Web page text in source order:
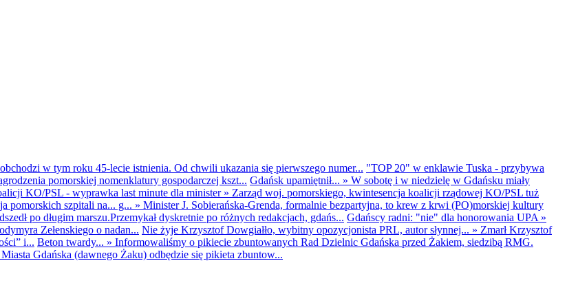
w tym roku 45-lecie istnienia. Od chwili ukazania się pierwszego numer... "TOP 20" w enklawie Tuska - przybywa
pomorskiej nomenklatury gospodarczej kszt... Gdańsk upamiętnił... » W sobotę i w niedzielę w Gdańsku miały
KO/PSL - wyprawka last minute dla minister» Zarząd woj. pomorskiego, kwintesencja koalicji rządowej KO/PSL tuż
pomorskich szpitali na... g... » Minister J. Sobierańska-Grenda, formalnie bezpartyjna, to krew z krwi (PO)morskiej kultury
po długim marszu.Przemykał dyskretnie po różnych redakcjach, gdańs... Gdańscy radni: "nie" dla honorowania UPA »
Zełenskiego o nadan... Nie żyje Krzysztof Dowgiałło, wybitny opozycjonista PRL, autor słynnej... » Zmarł Krzysztof
i... Beton twardy... » Informowaliśmy o pikiecie zbuntowanych Rad Dzielnic Gdańska przed Żakiem, siedzibą RMG.
Gdańska (dawnego Żaku) odbędzie się pikieta zbuntow...